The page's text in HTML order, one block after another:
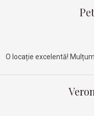
O locație excelentă!